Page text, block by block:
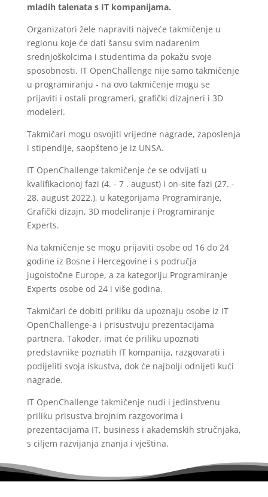
mladih talenata s IT kompanijama.
Organizatori žele napraviti najveće takmičenje u
regionu koje će dati šansu svim nadarenim
srednjoškolcima i studentima da pokažu svoje
sposobnosti. IT OpenChallenge nije samo takmičenje
u programiranju - na ovo takmičenje mogu se
prijaviti i ostali programeri, grafički dizajneri i 3D
modeleri.
Takmičari mogu osvojiti vrijedne nagrade, zaposlenja
i stipendije, saopšteno je iz UNSA.
IT OpenChallenge takmičenje će se odvijati u
kvalifikacionoj fazi (4. - 7 . august) i on-site fazi (27. -
28. august 2022.), u kategorijama Programiranje,
Grafički dizajn, 3D modeliranje i Programiranje
Experts.
Na takmičenje se mogu prijaviti osobe od 16 do 24
godine iz Bosne i Hercegovine i s područja
jugoistočne Europe, a za kategoriju Programiranje
Experts osobe od 24 i više godina.
Takmičari će dobiti priliku da upoznaju osobe iz IT
OpenChallenge-a i prisustvuju prezentacijama
partnera. Također, imat će priliku upoznati
predstavnike poznatih IT kompanija, razgovarati i
podijeliti svoja iskustva, dok će najbolji odnijeti kući
nagrade.
IT OpenChallenge takmičenje nudi i jedinstvenu
priliku prisustva brojnim razgovorima i
prezentacijama IT, business i akademskih stručnjaka,
s ciljem razvijanja znanja i vještina.